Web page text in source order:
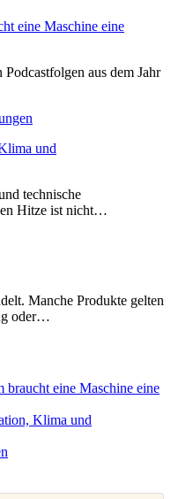
eine Maschine eine
aus dem Jahr
und
technische
Hitze ist nicht…
Manche Produkte gelten
oder…
eine Maschine eine
Klima und